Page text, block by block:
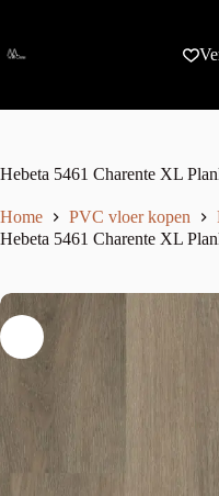
Hebeta 5461 Charente XL
Home PVC vloer kopen
Hebeta 5461 Charente XL